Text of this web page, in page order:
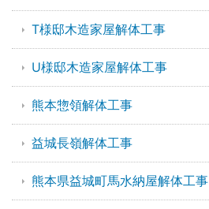
T様邸木造家屋解体工事
U様邸木造家屋解体工事
熊本惣領解体工事
益城長嶺解体工事
熊本県益城町馬水納屋解体工事